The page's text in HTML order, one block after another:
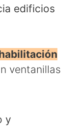
edificios
ventanillas
y